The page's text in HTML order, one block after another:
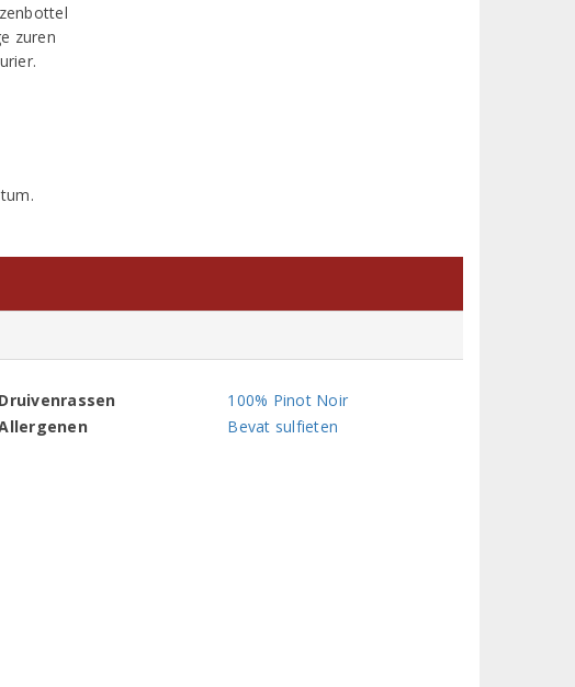
zuren
Druivenrassen
100% Pinot Noir
Bevat sulfieten